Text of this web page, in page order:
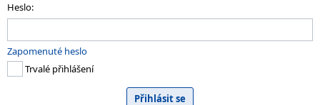
Heslo:
Zapomenuté heslo
Trvalé přihlášení